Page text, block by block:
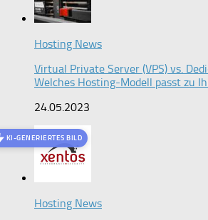
Hosting News
Virtual Private Server (VPS) vs.
Welches Hosting-Modell passt zu
24.05.2023
KI-GENERIERTES BILD
Hosting News